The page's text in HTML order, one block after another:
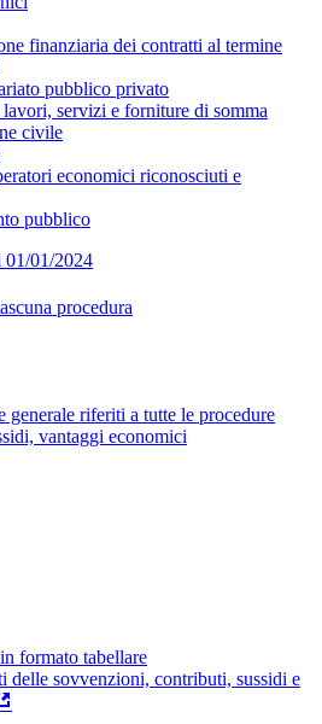
finanziaria dei contratti al termine
pubblico privato
servizi e forniture di somma
civile
economici riconosciuti e
pubblico
01/01/2024
procedura
generale riferiti a tutte le procedure
vantaggi economici
formato tabellare
delle sovvenzioni, contributi, sussidi e